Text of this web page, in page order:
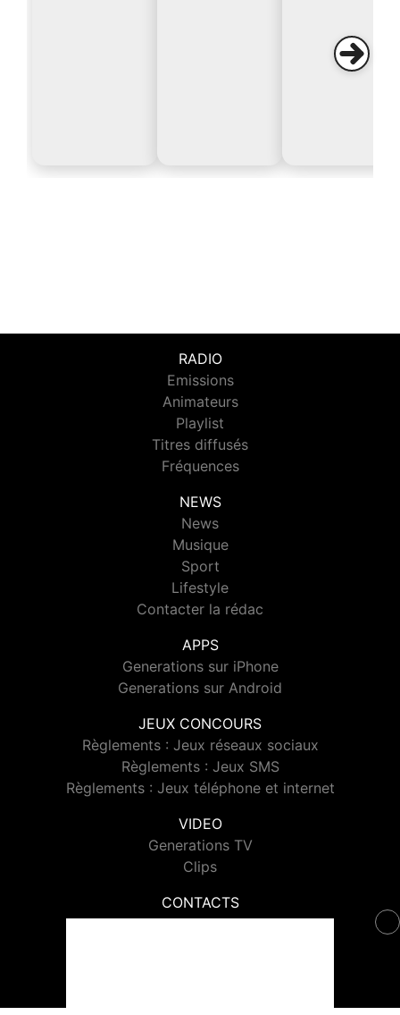
RADIO
Emissions
Animateurs
Playlist
Titres diffusés
Fréquences
NEWS
News
Musique
Sport
Lifestyle
Contacter la rédac
APPS
Generations sur iPhone
Generations sur Android
JEUX CONCOURS
Règlements : Jeux réseaux sociaux
Règlements : Jeux SMS
Règlements : Jeux téléphone et internet
VIDEO
Generations TV
Clips
CONTACTS
Contacter Generations